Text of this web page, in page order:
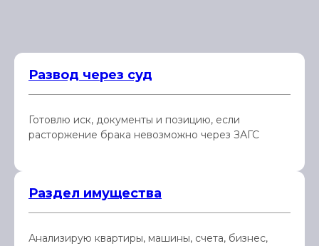
Развод через суд
Готовлю иск, документы и позицию, если
расторжение брака невозможно через ЗАГС
Раздел имущества
Анализирую квартиры, машины, счета, бизнес,